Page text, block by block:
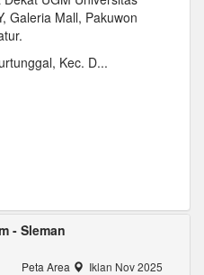
Galeria Mall, Pakuwon
Kec. D...
- Sleman
Peta Area Iklan Nov 2025